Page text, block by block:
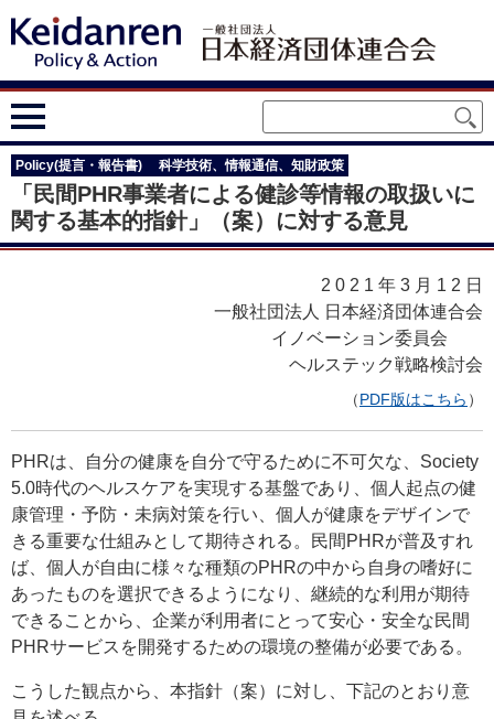
Policy(提言・報告書) 科学技術、情報通信、知財政策
「民間PHR事業者による健診等情報の取扱いに
関する基本的指針」（案）に対する意見
2021年3月12 日
一般社団法人 日本経済団体連合会
イノベーション委員会
ヘルステック戦略検討会
（PDF版はこちら ）
PHRは、自分の健康を自分で守るために不可欠な、Society
5.0時代のヘルスケアを実現する基盤であり、個人起点の健
康管理・予防・未病対策を行い、個人が健康をデザインで
きる重要な仕組みとして期待される。民間PHRが普及すれ
ば、個人が自由に様々な種類のPHRの中から自身の嗜好に
あったものを選択できるようになり、継続的な利用が期待
できることから、企業が利用者にとって安心・安全な民間
PHRサービスを開発するための環境の整備が必要である。
こうした観点から、本指針（案）に対し、下記のとおり意